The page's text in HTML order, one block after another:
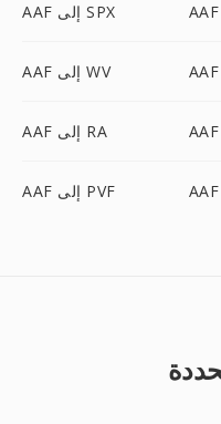
AAF إلى SPX
AAF إلى WV
AAF إلى RA
AAF إلى PVF